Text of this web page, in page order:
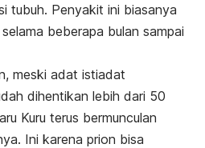
tubuh. Penyakit ini biasanya
beberapa bulan sampai
meski adat istiadat
dihentikan lebih dari 50
Kuru terus bermunculan
Ini karena prion bisa